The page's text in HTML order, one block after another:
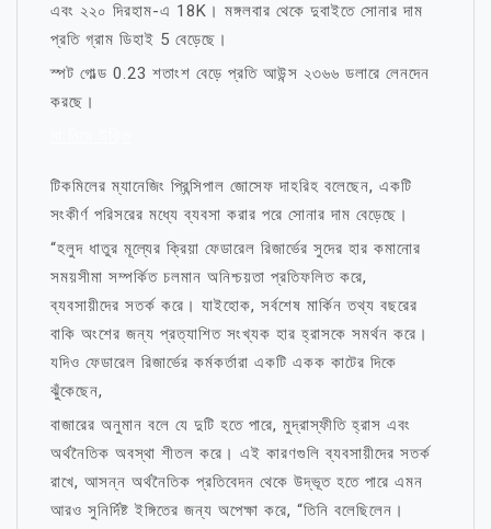
এবং ২২০ দিরহাম-এ 18K। মঙ্গলবার থেকে দুবাইতে সোনার দাম
প্রতি গ্রাম ডিহাই 5 বেড়েছে।
স্পট গোল্ড 0.23 শতাংশ বেড়ে প্রতি আউন্স ২৩৬৬ ডলারে লেনদেন
করছে।
টিকমিলের ম্যানেজিং প্রিন্সিপাল জোসেফ দাহরিহ বলেছেন, একটি
সংকীর্ণ পরিসরের মধ্যে ব্যবসা করার পরে সোনার দাম বেড়েছে।
“হলুদ ধাতুর মূল্যের ক্রিয়া ফেডারেল রিজার্ভের সুদের হার কমানোর
সময়সীমা সম্পর্কিত চলমান অনিশ্চয়তা প্রতিফলিত করে,
ব্যবসায়ীদের সতর্ক করে। যাইহোক, সর্বশেষ মার্কিন তথ্য বছরের
বাকি অংশের জন্য প্রত্যাশিত সংখ্যক হার হ্রাসকে সমর্থন করে।
যদিও ফেডারেল রিজার্ভের কর্মকর্তারা একটি একক কাটের দিকে
ঝুঁকেছেন,
বাজারের অনুমান বলে যে দুটি হতে পারে, মুদ্রাস্ফীতি হ্রাস এবং
অর্থনৈতিক অবস্থা শীতল করে। এই কারণগুলি ব্যবসায়ীদের সতর্ক
রাখে, আসন্ন অর্থনৈতিক প্রতিবেদন থেকে উদ্ভূত হতে পারে এমন
আরও সুনির্দিষ্ট ইঙ্গিতের জন্য অপেক্ষা করে, “তিনি বলেছিলেন।